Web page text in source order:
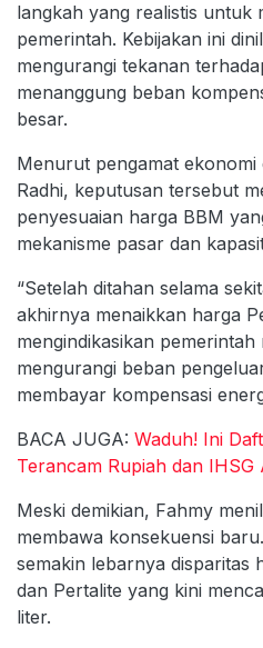
langkah yang realistis untuk
pemerintah. Kebijakan ini
mengurangi tekanan
menanggung beban
besar.
Menurut pengamat
Radhi, keputusan tersebut
penyesuaian harga BBM
mekanisme pasar dan
“Setelah ditahan selama
akhirnya menaikkan harga
mengindikasikan
mengurangi beban
membayar kompensasi
BACA JUGA: Waduh! Ini
Terancam Rupiah dan IHSG
Meski demikian, Fahmy
membawa konsekuensi
semakin lebarnya disparitas
dan Pertalite yang kini
liter.